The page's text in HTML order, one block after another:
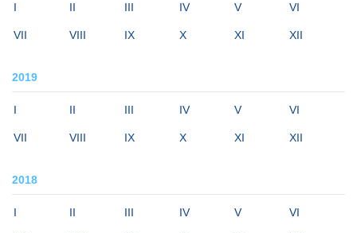
I II III IV V VI
VII VIII IX X XI XII
2019
I II III IV V VI
VII VIII IX X XI XII
2018
I II III IV V VI